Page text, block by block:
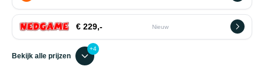
€ 229,- Nieuw
Bekijk alle prijzen
+4